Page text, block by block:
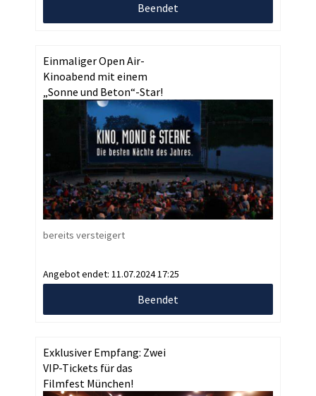
Beendet
Einmaliger Open Air-
Kinoabend mit einem
„Sonne und Beton“-Star!
bereits versteigert
Angebot endet: 11.07.2024 17:25
Beendet
Exklusiver Empfang: Zwei
VIP-Tickets für das
Filmfest München!